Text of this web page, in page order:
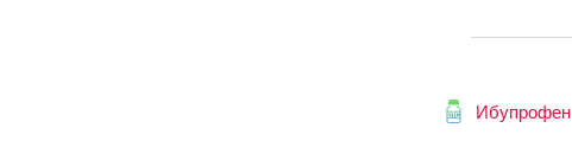
Ибупрофен